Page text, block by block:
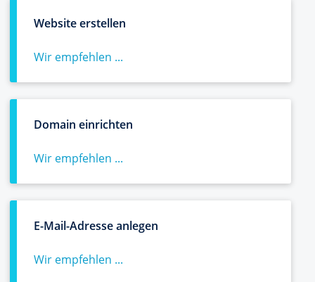
Website erstellen
Wir empfehlen ...
Domain einrichten
Wir empfehlen ...
E-Mail-Adresse anlegen
Wir empfehlen ...